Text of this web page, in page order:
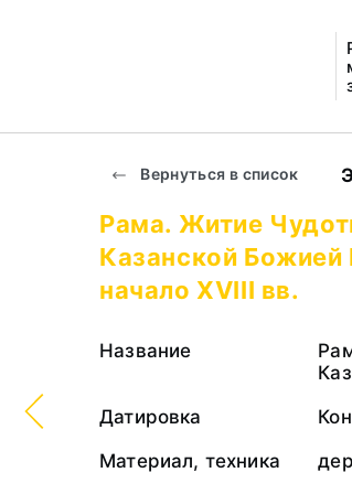
Вернуться в список
Рама. Житие
Казанской Божией
начало XVIII вв.
Название
Датировка
Материал, техника